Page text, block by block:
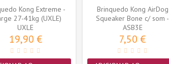
Kong Extreme -
27-41kg (UXLE)
UXLE
19,90 €
Brinquedo Kong AirDog
Squeaker Bone c/ som -
Small (ASB3E)
ASB3E
7,50 €